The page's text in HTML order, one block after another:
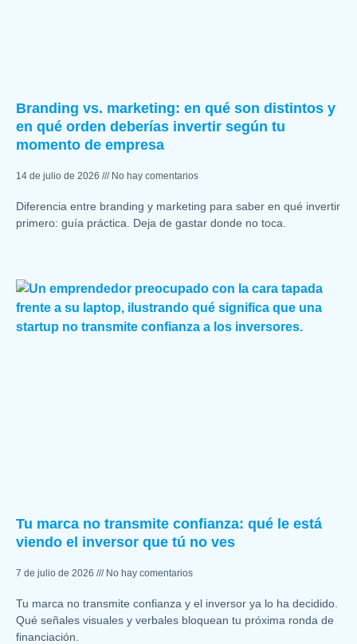
Branding vs. marketing: en qué son distintos y
en qué orden deberías invertir según tu
momento de empresa
14 de julio de 2026 No hay comentarios
Diferencia entre branding y marketing para saber en qué invertir
primero: guía práctica. Deja de gastar donde no toca.
Tu marca no transmite confianza: qué le está
viendo el inversor que tú no ves
7 de julio de 2026 No hay comentarios
Tu marca no transmite confianza y el inversor ya lo ha decidido.
Qué señales visuales y verbales bloquean tu próxima ronda de
financiación.